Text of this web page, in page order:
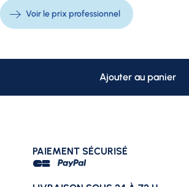
Voir le prix professionnel
Ajouter au panier
PAIEMENT SÉCURISÉ